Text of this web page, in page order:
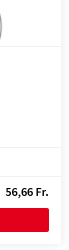
56,66 Fr.